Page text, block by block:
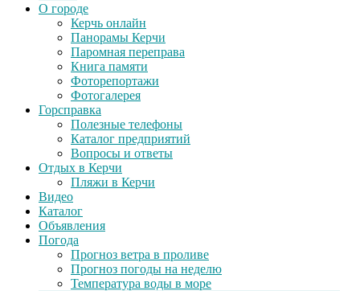
О городе
Керчь онлайн
Панорамы Керчи
Паромная переправа
Книга памяти
Фоторепортажи
Фотогалерея
Горсправка
Полезные телефоны
Каталог предприятий
Вопросы и ответы
Отдых в Керчи
Пляжи в Керчи
Видео
Каталог
Объявления
Погода
Прогноз ветра в проливе
Прогноз погоды на неделю
Температура воды в море